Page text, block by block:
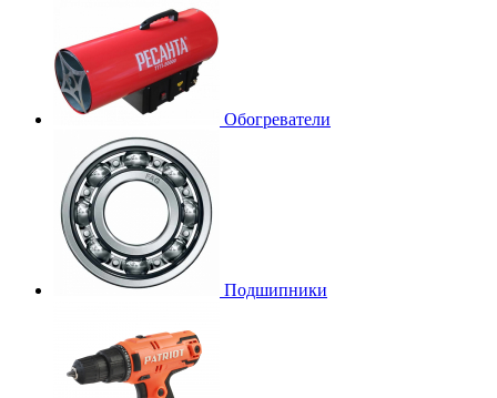
Обогреватели
Подшипники